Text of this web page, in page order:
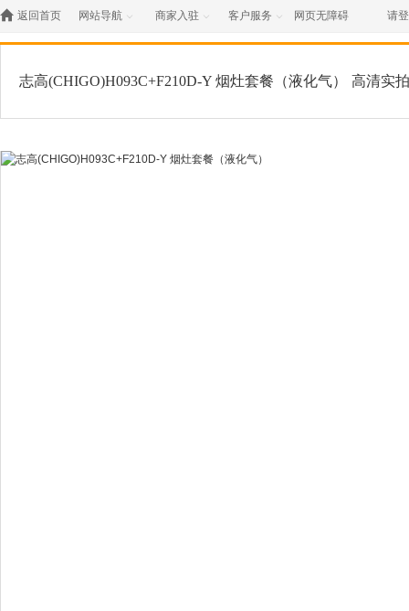
 返回首页 网站导航  商家入驻  客户服务  网页无障碍 请
志高(CHIGO)H093C+F210D-Y 烟灶套餐（液化气） 高清实